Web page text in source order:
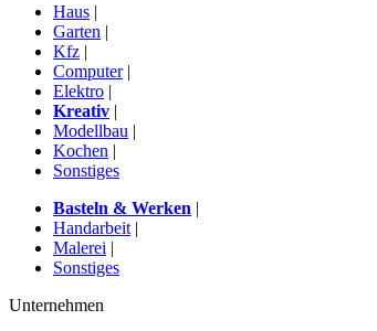
Haus |
Garten |
Kfz |
Computer|
Elektro |
Kreativ |
Modellbau |
Kochen |
Sonstiges
Basteln & Werken |
Handarbeit |
Malerei |
Sonstiges
Unternehmen